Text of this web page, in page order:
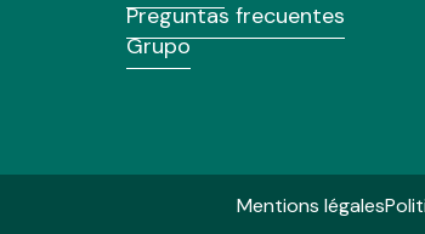
Preguntas frecuentes
Grupo
Mentions légales